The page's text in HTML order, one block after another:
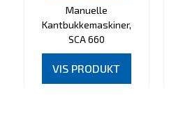
Manuelle
Kantbukkemaskiner,
SCA 660
VIS PRODUKT